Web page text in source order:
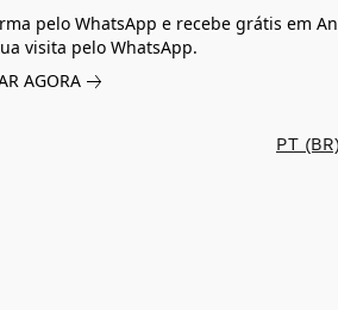
pelo WhatsApp e recebe grátis em
visita pelo WhatsApp.
AGORA
PT (BR)